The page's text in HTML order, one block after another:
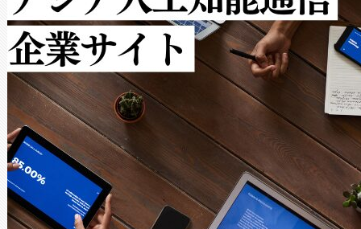
ルの変電所周囲を監視でき、
作業と点群処理を簡素化でき
Avia 2は、2種類のFOVオプシ
× 80°のノーマルモード、長
ードを切り替えて使用するこ
ることなく、単一のデバイス
うにします。遠距離まで届く